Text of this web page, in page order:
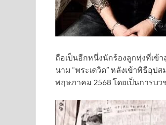
ถือเป็นอีกหนึ่งนักร้องลูกทุ่งที่เข้
นาม “พระเดวิด” หลังเข้าพิธีอุป
พฤษภาคม 2568 โดยเป็นการบว